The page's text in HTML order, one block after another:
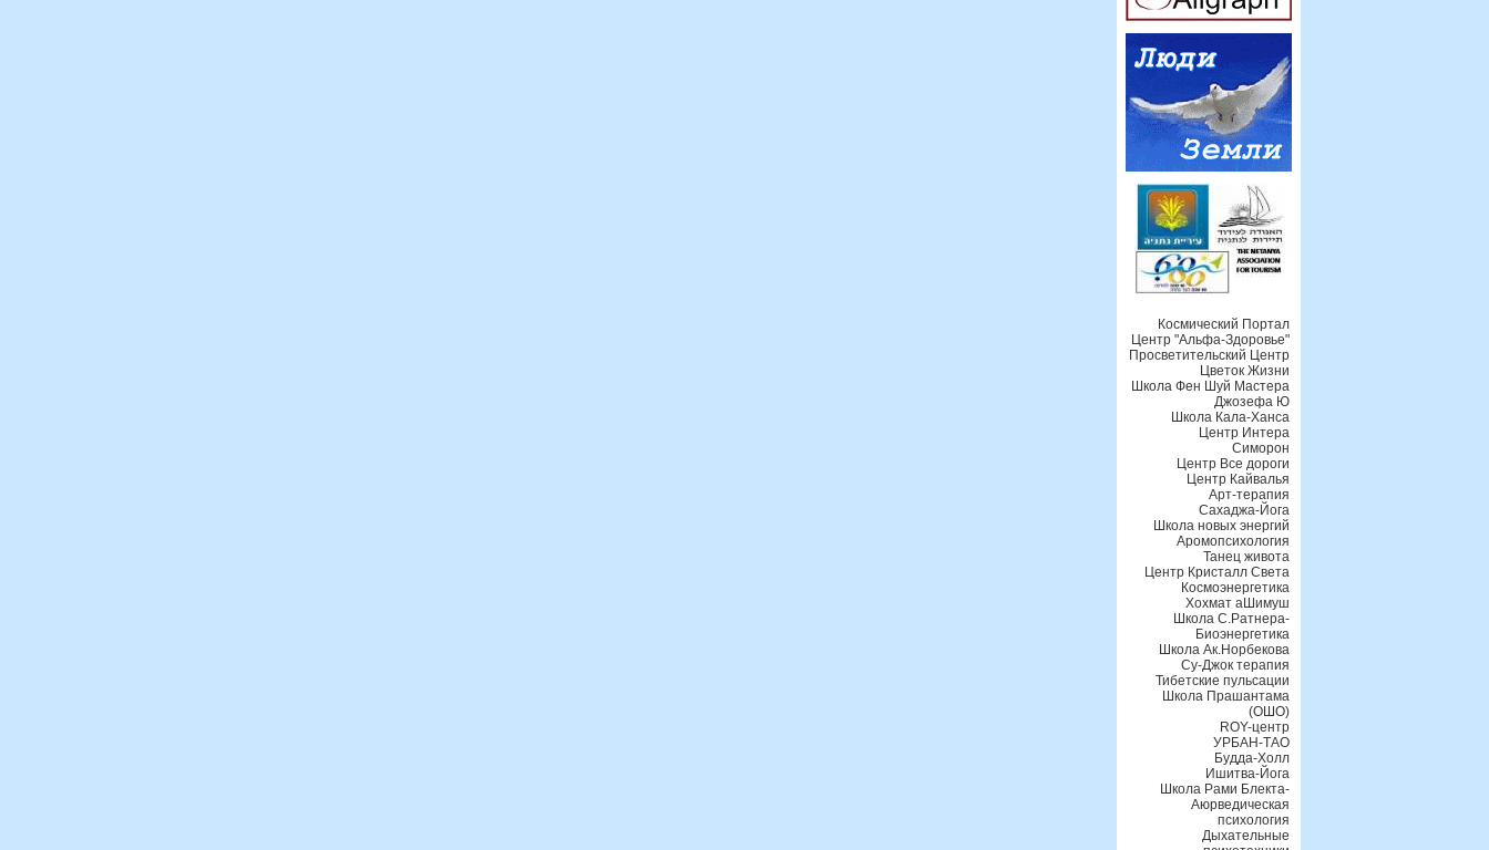
Космический Портал
Центр "Альфа-Здоровье"
Просветительский Центр
Цветок Жизни
Школа Фен Шуй Мастера
Джозефа Ю
Школа Кала-Ханса
Центр Интера
Симорон
Центр Все дороги
Центр Кайвалья
Арт-терапия
Сахаджа-Йога
Школа новых энергий
Аромопсихология
Танец живота
Центр Кристалл Света
Космоэнергетика
Хохмат аШимуш
Школа С.Ратнера-
Биоэнергетика
Школа Ак.Норбекова
Су-Джок терапия
Тибетские пульсации
Школа Прашантама
(ОШО)
ROY-центр
УРБАН-ТАО
Будда-Холл
Ишитва-Йога
Школа Рами Блекта-
Аюрведическая
психология
Дыхательные